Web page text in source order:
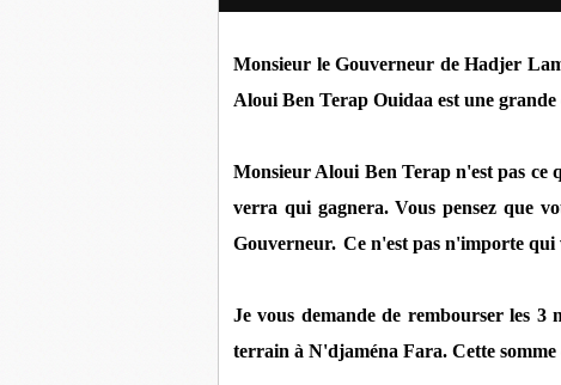
Monsieur le Gouverneur de Hadjer
Aloui Ben Terap Ouidaa est une
Monsieur Aloui Ben Terap n'est pas ce
verra qui gagnera. Vous pensez que
Gouverneur. Ce n'est pas n'importe qui
Je vous demande de rembourser les
terrain à N'djaména Fara. Cette